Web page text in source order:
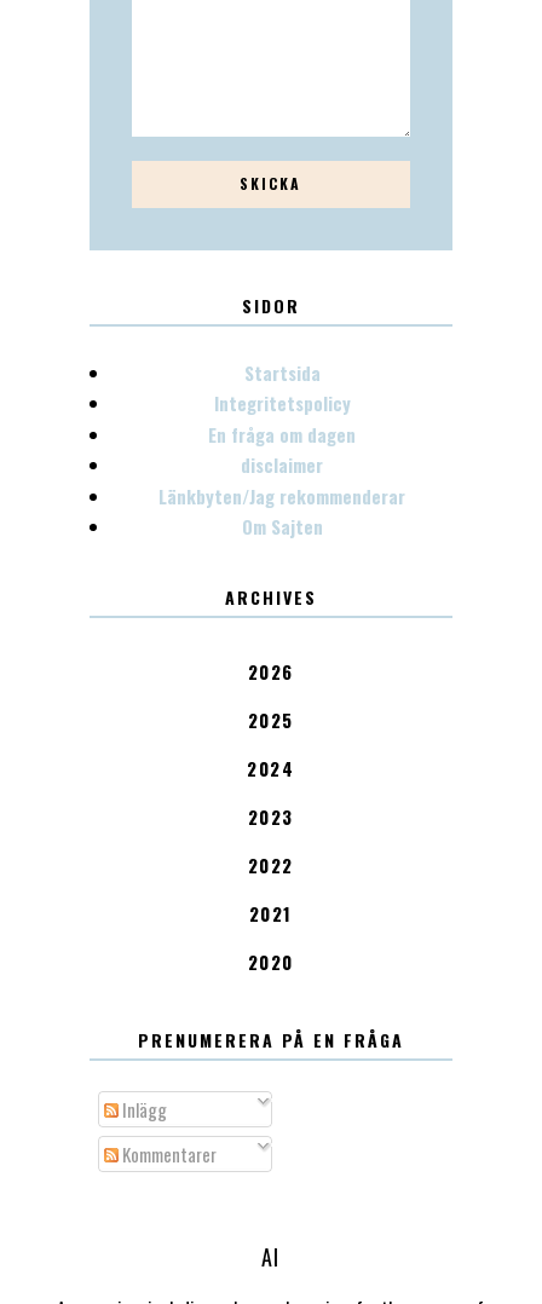
SIDOR
Startsida
Integritetspolicy
En fråga om dagen
disclaimer
Länkbyten/Jag rekommenderar
Om Sajten
ARCHIVES
2026
2025
2024
2023
2022
2021
2020
PRENUMERERA PÅ EN FRÅGA
Inlägg
Kommentarer
AI